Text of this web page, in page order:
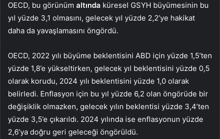
OECD, bu görünüm altında küresel GSYH büyümesinin bu
yıl yüzde 3,1 olmasını, gelecek yıl yüzde 2,2’ye hakikat
daha da yavaşlamasını öngördü.
OECD, 2022 yılı büyüme beklentisini ABD için yüzde 1,5’ten
yüzde 1,8’e yükseltirken, gelecek yıl beklentisini yüzde 0,5
olarak korudu, 2024 yılı beklentisini yüzde 1,0 olarak
belirledi. Enflasyon için bu yıl yüzde 6,2 olan öngörüde bir
değişiklik olmazken, gelecek yılın beklentisi yüzde 3,4’ten
yüzde 3,5’e çıkarıldı. 2024 yılında ise enflasyonun yüzde
2,6’ya doğru geri geleceği öngörüldü.